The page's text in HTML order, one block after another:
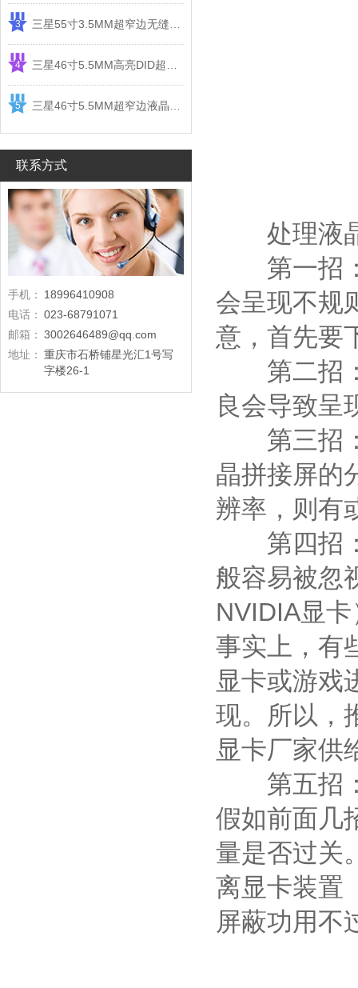
3
4
5
联系方式
手机：
18996410908
电话： 023-68791071
邮箱： 3002646489@qq.com
地址： 重庆市石桥铺星光汇1号写
字楼26-1
处理液晶
第一招：
会呈现不规
意，首先要
第二招
良会导致呈
第三招：
晶拼接屏的
辨率，则有
第四招：
般容易被忽
NVIDIA显
事实上，有
显卡或游戏
现。所以，
显卡厂家供
第五招：
假如前面几
量是否过关
离显卡装置
屏蔽功用不